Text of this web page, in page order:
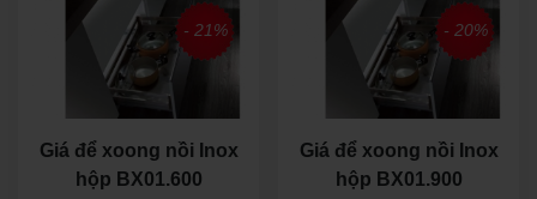
- 21%
Giá để xoong nồi Inox
hộp BX01.600
- 20%
Giá để xoong nồi Inox
hộp BX01.900